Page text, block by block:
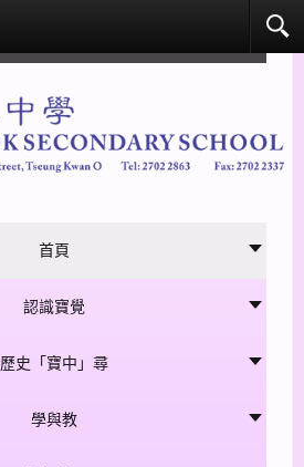
首頁
認識寶覺
歷史「寶中」尋
學與教